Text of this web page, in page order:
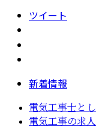
ツイート
新着情報
電気工事士と
電気工事の求